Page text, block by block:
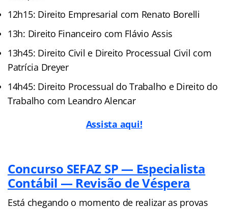
12h15: Direito Empresarial com Renato Borelli
13h: Direito Financeiro com Flávio Assis
13h45: Direito Civil e Direito Processual Civil com
Patrícia Dreyer
14h45: Direito Processual do Trabalho e Direito do
Trabalho com Leandro Alencar
Assista aqui!
Concurso SEFAZ SP — Especialista
Contábil — Revisão de Véspera
Está chegando o momento de realizar as provas